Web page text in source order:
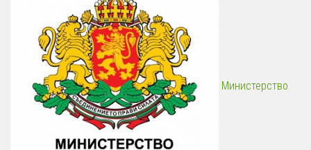
Министерство